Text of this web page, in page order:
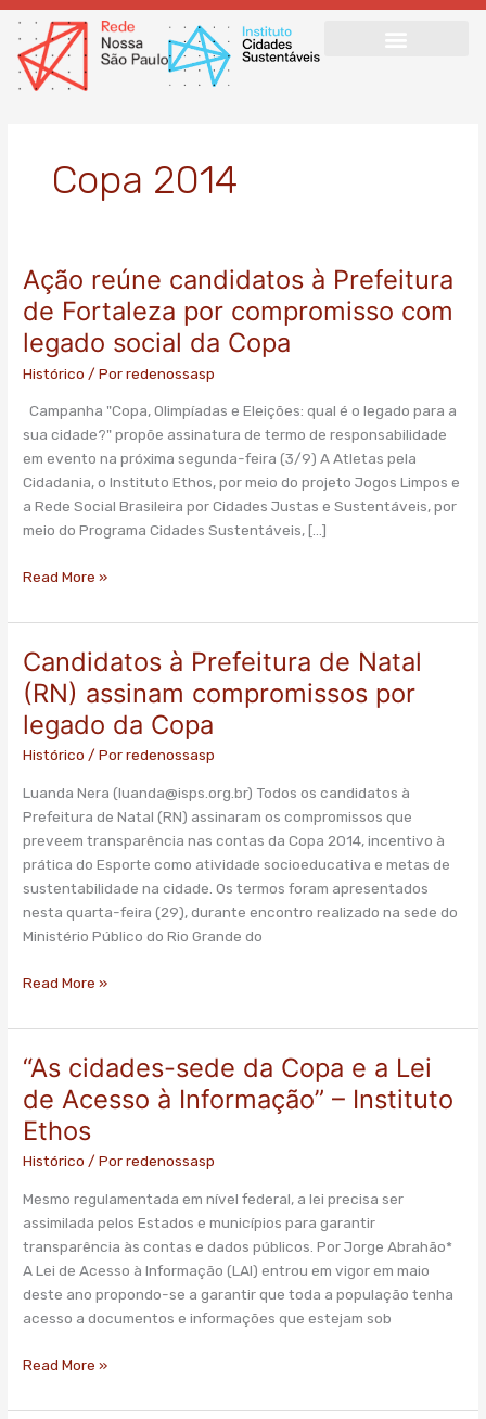
Ir
para
conteúdo
Copa 2014
Ação reúne candidatos à Prefeitura
de Fortaleza por compromisso com
legado social da Copa
Histórico / Porredenossasp
Campanha "Copa, Olimpíadas e Eleições: qual é o legado para a
sua cidade?" propõe assinatura de termo de responsabilidade
em evento na próxima segunda-feira (3/9) A Atletas pela
Cidadania, o Instituto Ethos, por meio do projeto Jogos Limpos e
a Rede Social Brasileira por Cidades Justas e Sustentáveis, por
meio do Programa Cidades Sustentáveis, […]
Ação
reúne
candidatos
à
Prefeitura
Fortaleza
por
compromisso
com
legado
social
Copa
Read More »
Candidatos à Prefeitura de Natal
(RN) assinam compromissos por
legado da Copa
Histórico / Porredenossasp
Luanda Nera (luanda@isps.org.br) Todos os candidatos à
Prefeitura de Natal (RN) assinaram os compromissos que
preveem transparência nas contas da Copa 2014, incentivo à
prática do Esporte como atividade socioeducativa e metas de
sustentabilidade na cidade. Os termos foram apresentados
nesta quarta-feira (29), durante encontro realizado na sede do
Ministério Público do Rio Grande do
Candidatos
à
Prefeitura
de
Natal
assinam
compromissos
por
legado
da
Copa
Read More »
“As cidades-sede da Copa e a Lei
de Acesso à Informação” – Instituto
Ethos
Histórico / Porredenossasp
Mesmo regulamentada em nível federal, a lei precisa ser
assimilada pelos Estados e municípios para garantir
transparência às contas e dados públicos. Por Jorge Abrahão*
A Lei de Acesso à Informação (LAI) entrou em vigor em maio
deste ano propondo-se a garantir que toda a população tenha
acesso a documentos e informações que estejam sob
“As
cidades-
sede
da
Copa
a
Lei
de
Acesso
à
Informação”
Instituto
Read More »